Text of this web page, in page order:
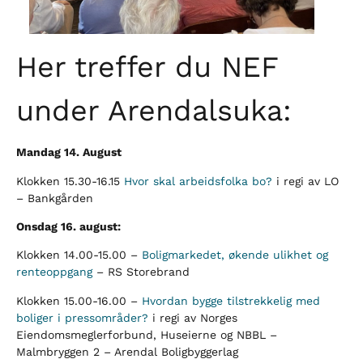
Her treffer du NEF
under Arendalsuka:
Mandag 14. August
Klokken 15.30-16.15 Hvor skal arbeidsfolka bo? i regi av LO
– Bankgården
Onsdag 16. august:
Klokken 14.00-15.00 – Boligmarkedet, økende ulikhet og
renteoppgang– RS Storebrand
Klokken 15.00-16.00 – Hvordan bygge tilstrekkelig med
boliger i pressområder? i regi av Norges
Eiendomsmeglerforbund, Huseierne og NBBL –
Malmbryggen 2 – Arendal Boligbyggerlag